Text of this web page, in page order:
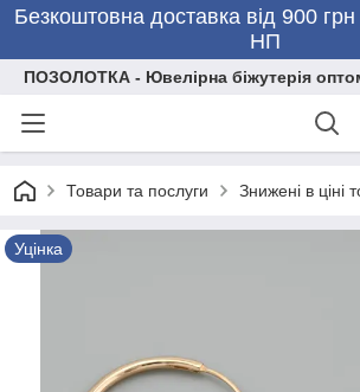
Безкоштовна доставка від 900
НП
ПОЗОЛОТКА - Ювелірна біжутерія
Товари та послуги Знижені в ціні
Уцінка